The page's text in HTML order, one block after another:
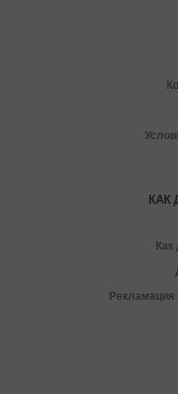
КАК
Как
Рекламация